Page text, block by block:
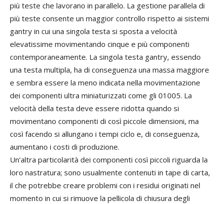
più teste che lavorano in parallelo. La gestione parallela di
più teste consente un maggior controllo rispetto ai sistemi
gantry in cui una singola testa si sposta a velocità
elevatissime movimentando cinque e più componenti
contemporaneamente. La singola testa gantry, essendo
una testa multipla, ha di conseguenza una massa maggiore
e sembra essere la meno indicata nella movimentazione
dei componenti ultra miniaturizzati come gli 01005. La
velocità della testa deve essere ridotta quando si
movimentano componenti di così piccole dimensioni, ma
così facendo si allungano i tempi ciclo e, di conseguenza,
aumentano i costi di produzione.
Un’altra particolarità dei componenti così piccoli riguarda la
loro nastratura; sono usualmente contenuti in tape di carta,
il che potrebbe creare problemi con i residui originati nel
momento in cui si rimuove la pellicola di chiusura degli